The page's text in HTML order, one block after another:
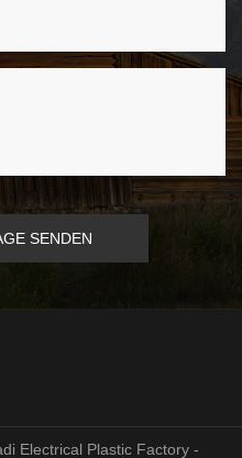
SENDEN
Electrical Plastic Factory -